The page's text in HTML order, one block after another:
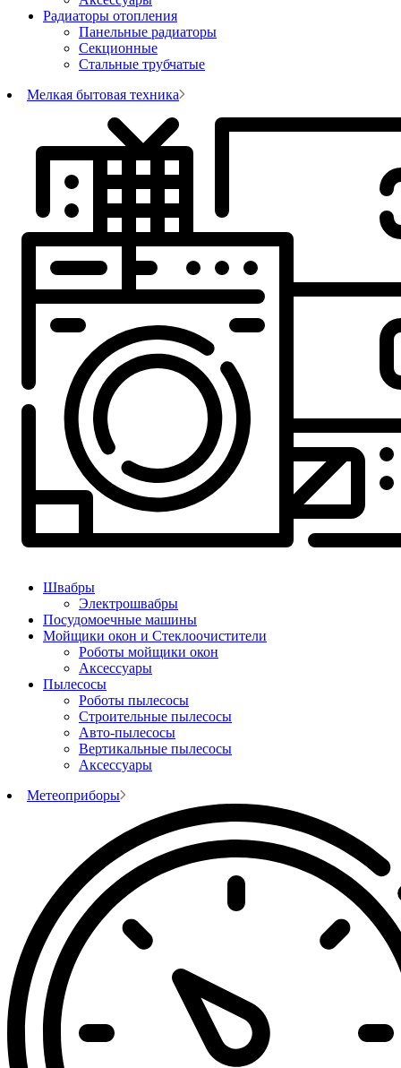
Радиаторы отопления
Панельные радиаторы
Секционные
Стальные трубчатые
Мелкая бытовая техника
Швабры
Электрошвабры
Посудомоечные машины
Мойщики окон и Стеклоочистители
Роботы мойщики окон
Аксессуары
Пылесосы
Роботы пылесосы
Строительные пылесосы
Авто-пылесосы
Вертикальные пылесосы
Аксессуары
Метеоприборы